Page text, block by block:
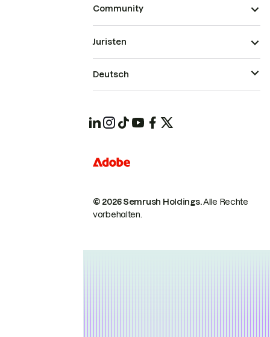
Community
© 2026 Semrush Holdings.Alle Rechte
vorbehalten.
Juristen
Deutsch